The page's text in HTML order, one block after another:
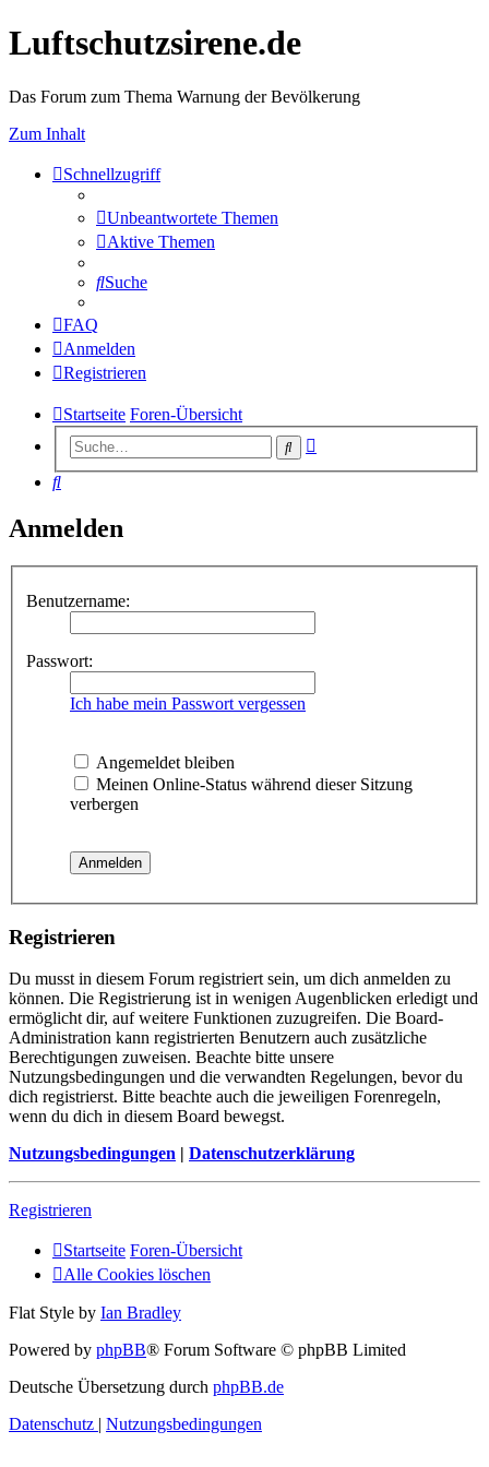
Luftschutzsirene.de
Das Forum zum Thema Warnung der Bevölkerung
Zum Inhalt
Schnellzugriff
Unbeantwortete Themen
Aktive Themen
Suche
FAQ
Anmelden
Registrieren
Startseite Foren-Übersicht
Suche
Suche
Anmelden
Benutzername:
Passwort:
Ich habe mein Passwort vergessen
Angemeldet bleiben
Meinen Online-Status während dieser Sitzung
verbergen
Registrieren
Du musst in diesem Forum registriert sein, um dich anmelden zu
können. Die Registrierung ist in wenigen Augenblicken erledigt und
ermöglicht dir, auf weitere Funktionen zuzugreifen. Die Board-
Administration kann registrierten Benutzern auch zusätzliche
Berechtigungen zuweisen. Beachte bitte unsere
Nutzungsbedingungen und die verwandten Regelungen, bevor du
dich registrierst. Bitte beachte auch die jeweiligen Forenregeln,
wenn du dich in diesem Board bewegst.
Nutzungsbedingungen | Datenschutzerklärung
Registrieren
Startseite Foren-Übersicht
Alle Cookies löschen
Flat Style by Ian Bradley
Powered by phpBB® Forum Software © phpBB Limited
Deutsche Übersetzung durch phpBB.de
Datenschutz | Nutzungsbedingungen